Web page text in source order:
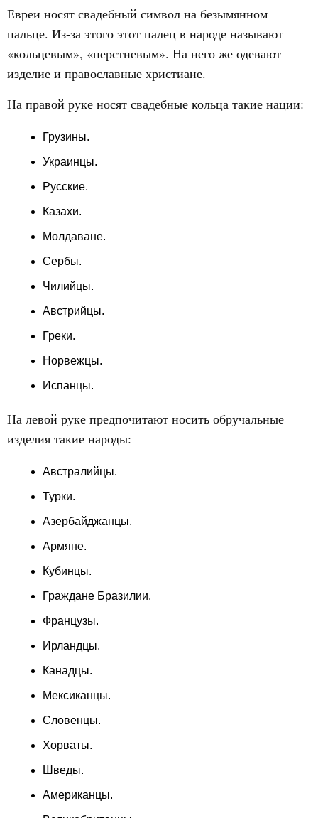
Евреи носят свадебный символ на безымянном
пальце. Из-за этого этот палец в народе называют
«кольцевым», «перстневым». На него же одевают
изделие и православные христиане.
На правой руке носят свадебные кольца такие нации:
Грузины.
Украинцы.
Русские.
Казахи.
Молдаване.
Сербы.
Чилийцы.
Австрийцы.
Греки.
Норвежцы.
Испанцы.
На левой руке предпочитают носить обручальные
изделия такие народы:
Австралийцы.
Турки.
Азербайджанцы.
Армяне.
Кубинцы.
Граждане Бразилии.
Французы.
Ирландцы.
Канадцы.
Мексиканцы.
Словенцы.
Хорваты.
Шведы.
Американцы.